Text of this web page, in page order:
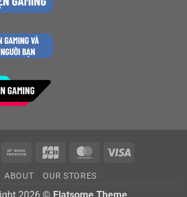
Cash
Bank
JCB MasterCard
ABOUT OUR STORES